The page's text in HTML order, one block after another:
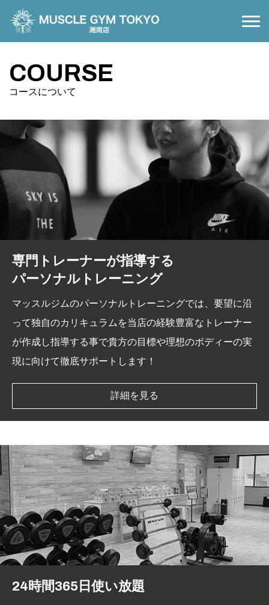
COURSE
PRICE
FLOOR MAP
ACCESS アクセス
RELAXATION
CONTACT お問い合わせ
COURSE
コースについて
専門トレーナーが指導する
パーソナルトレーニング
マッスルジムのパーソナルトレーニングでは、要望に沿
って独自のカリキュラムを当店の経験豊富なトレーナー
が作成し指導する事で貴方の目標や理想のボディーの実
現に向けて徹底サポートします！
詳細を見る
24時間365日使い放題